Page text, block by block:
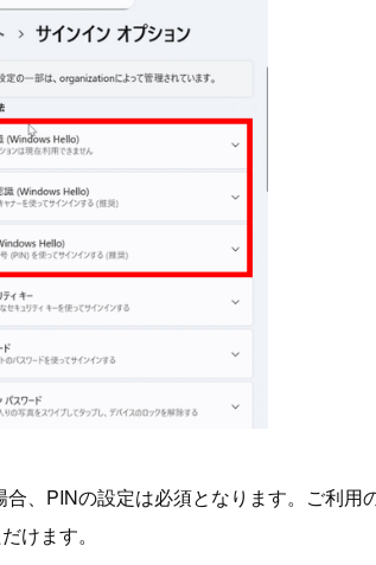
、PINの設定は必須となります。ご利用
けます。